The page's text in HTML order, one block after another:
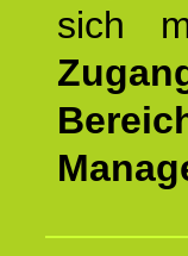
sich